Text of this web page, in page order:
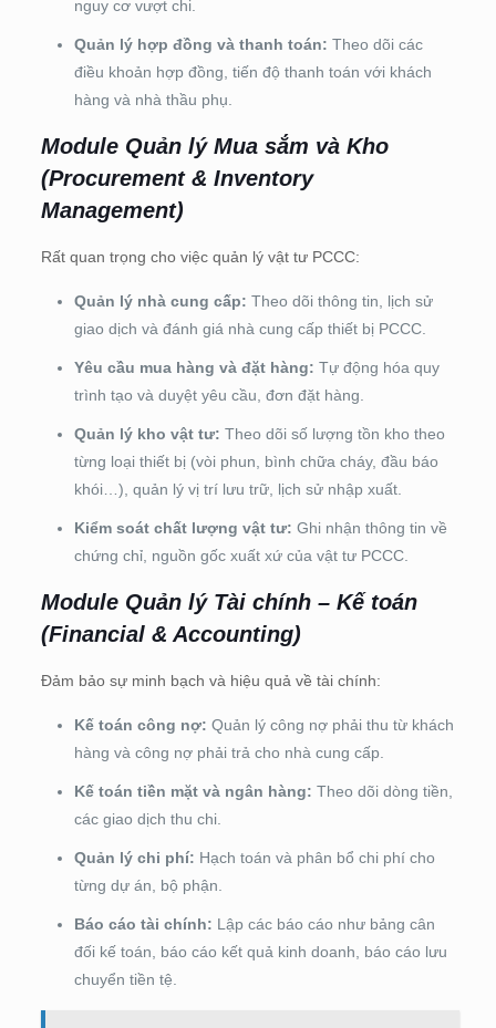
nguy cơ vượt chi.
Quản lý hợp đồng và thanh toán: Theo dõi các
điều khoản hợp đồng, tiến độ thanh toán với khách
hàng và nhà thầu phụ.
Module Quản lý Mua sắm và Kho
(Procurement & Inventory
Management)
Rất quan trọng cho việc quản lý vật tư PCCC:
Quản lý nhà cung cấp: Theo dõi thông tin, lịch sử
giao dịch và đánh giá nhà cung cấp thiết bị PCCC.
Yêu cầu mua hàng và đặt hàng: Tự động hóa quy
trình tạo và duyệt yêu cầu, đơn đặt hàng.
Quản lý kho vật tư: Theo dõi số lượng tồn kho theo
từng loại thiết bị (vòi phun, bình chữa cháy, đầu báo
khói…), quản lý vị trí lưu trữ, lịch sử nhập xuất.
Kiểm soát chất lượng vật tư: Ghi nhận thông tin về
chứng chỉ, nguồn gốc xuất xứ của vật tư PCCC.
Module Quản lý Tài chính – Kế toán
(Financial & Accounting)
Đảm bảo sự minh bạch và hiệu quả về tài chính:
Kế toán công nợ: Quản lý công nợ phải thu từ khách
hàng và công nợ phải trả cho nhà cung cấp.
Kế toán tiền mặt và ngân hàng: Theo dõi dòng tiền,
các giao dịch thu chi.
Quản lý chi phí: Hạch toán và phân bổ chi phí cho
từng dự án, bộ phận.
Báo cáo tài chính: Lập các báo cáo như bảng cân
đối kế toán, báo cáo kết quả kinh doanh, báo cáo lưu
chuyển tiền tệ.